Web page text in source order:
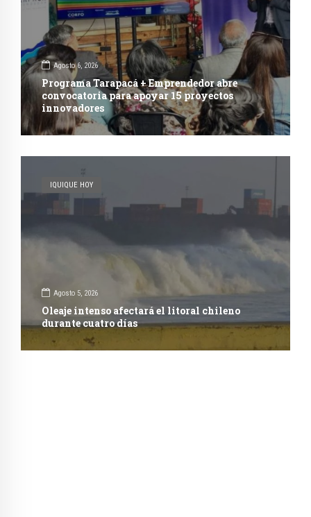
Agosto 6, 2026
Programa Tarapacá + Emprendedor abre
convocatoria para apoyar 15 proyectos
innovadores
IQUIQUE HOY
Agosto 5, 2026
Oleaje intenso afectará el litoral chileno
durante cuatro días